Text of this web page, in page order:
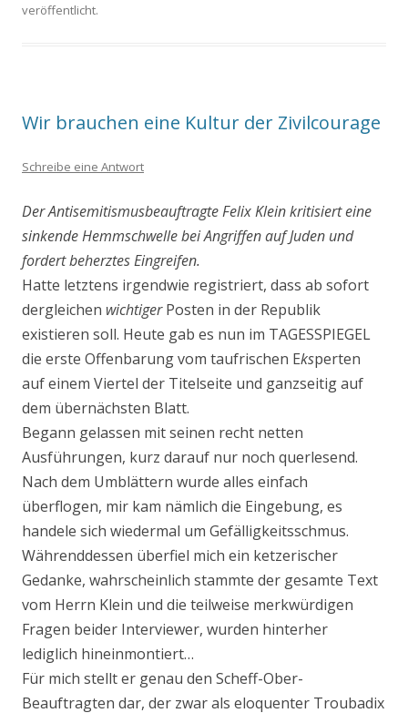
veröffentlicht.
Wir brauchen eine Kultur der Zivilcourage
Schreibe eine Antwort
Der Antisemitismusbeauftragte Felix Klein kritisiert eine
sinkende Hemmschwelle bei Angriffen auf Juden und
fordert beherztes Eingreifen.
Hatte letztens irgendwie registriert, dass ab sofort
dergleichen wichtigerPosten in der Republik
existieren soll. Heute gab es nun im TAGESSPIEGEL
die erste Offenbarung vom taufrischen Eksperten
auf einem Viertel der Titelseite und ganzseitig auf
dem übernächsten Blatt.
Begann gelassen mit seinen recht netten
Ausführungen, kurz darauf nur noch querlesend.
Nach dem Umblättern wurde alles einfach
überflogen, mir kam nämlich die Eingebung, es
handele sich wiedermal um Gefälligkeitsschmus.
Währenddessen überfiel mich ein ketzerischer
Gedanke, wahrscheinlich stammte der gesamte Text
vom Herrn Klein und die teilweise merkwürdigen
Fragen beider Interviewer, wurden hinterher
lediglich hineinmontiert…
Für mich stellt er genau den Scheff-Ober-
Beauftragten dar, der zwar als eloquenter Troubadix